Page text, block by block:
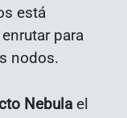
está
para
nodos.
Nebula el